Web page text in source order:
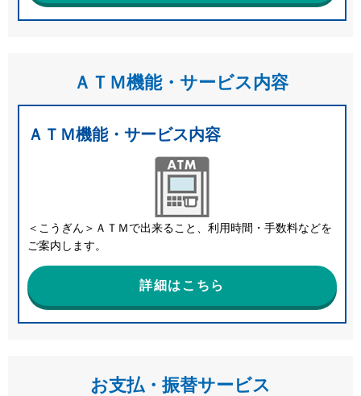
ＡＴＭ機能・サービス内容
ＡＴＭ機能・サービス内容
＜こうぎん＞ＡＴＭで出来ること、利用時間・手数料などを
ご案内します。
詳細はこちら
お支払・振替サービス